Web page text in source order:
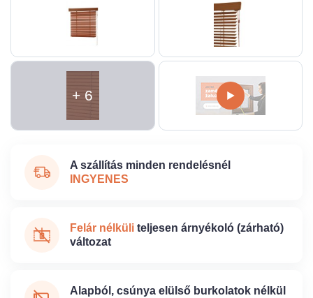
+ 6
A szállítás minden rendelésnél
INGYENES
Felár nélküli teljesen árnyékoló (zárható)
változat
Alapból, csúnya elülső burkolatok nélkül